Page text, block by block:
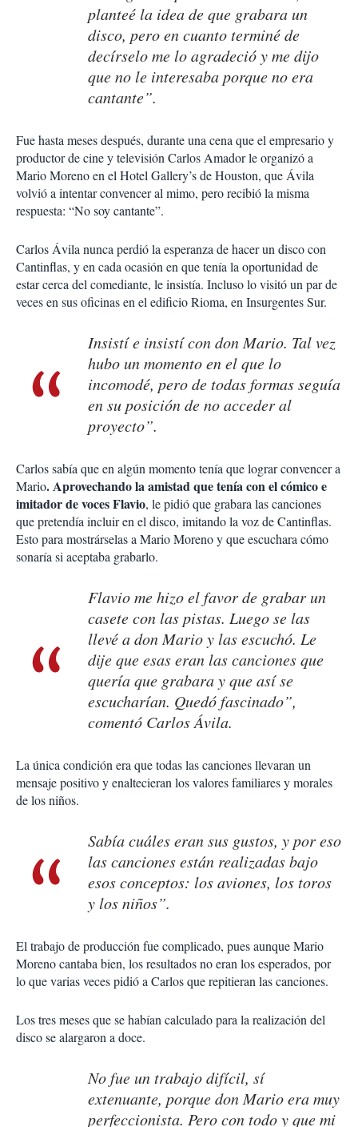
planteé la idea de que grabara un
disco, pero en cuanto terminé de
decírselo me lo agradeció y me dijo
que no le interesaba porque no era
cantante”.
Fue hasta meses después, durante una cena que el empresario y
productor de cine y televisión Carlos Amador le organizó a
Mario Moreno en el Hotel Gallery’s de Houston, que Ávila
volvió a intentar convencer al mimo, pero recibió la misma
respuesta: “No soy cantante”.
Carlos Ávila nunca perdió la esperanza de hacer un disco con
Cantinflas, y en cada ocasión en que tenía la oportunidad de
estar cerca del comediante, le insistía. Incluso lo visitó un par de
veces en sus oficinas en el edificio Rioma, en Insurgentes Sur.
Insistí e insistí con don Mario. Tal vez
hubo un momento en el que lo
incomodé, pero de todas formas seguía
en su posición de no acceder al
proyecto”.
Carlos sabía que en algún momento tenía que lograr convencer a
Mario. Aprovechando la amistad que tenía con el cómico e
imitador de voces Flavio, le pidió que grabara las canciones
que pretendía incluir en el disco, imitando la voz de Cantinflas.
Esto para mostrárselas a Mario Moreno y que escuchara cómo
sonaría si aceptaba grabarlo.
Flavio me hizo el favor de grabar un
casete con las pistas. Luego se las
llevé a don Mario y las escuchó. Le
dije que esas eran las canciones que
quería que grabara y que así se
escucharían. Quedó fascinado”,
comentó Carlos Ávila.
La única condición era que todas las canciones llevaran un
mensaje positivo y enaltecieran los valores familiares y morales
de los niños.
Sabía cuáles eran sus gustos, y por eso
las canciones están realizadas bajo
esos conceptos: los aviones, los toros
y los niños”.
El trabajo de producción fue complicado, pues aunque Mario
Moreno cantaba bien, los resultados no eran los esperados, por
lo que varias veces pidió a Carlos que repitieran las canciones.
Los tres meses que se habían calculado para la realización del
disco se alargaron a doce.
No fue un trabajo difícil, sí
extenuante, porque don Mario era muy
perfeccionista. Pero con todo y que mi